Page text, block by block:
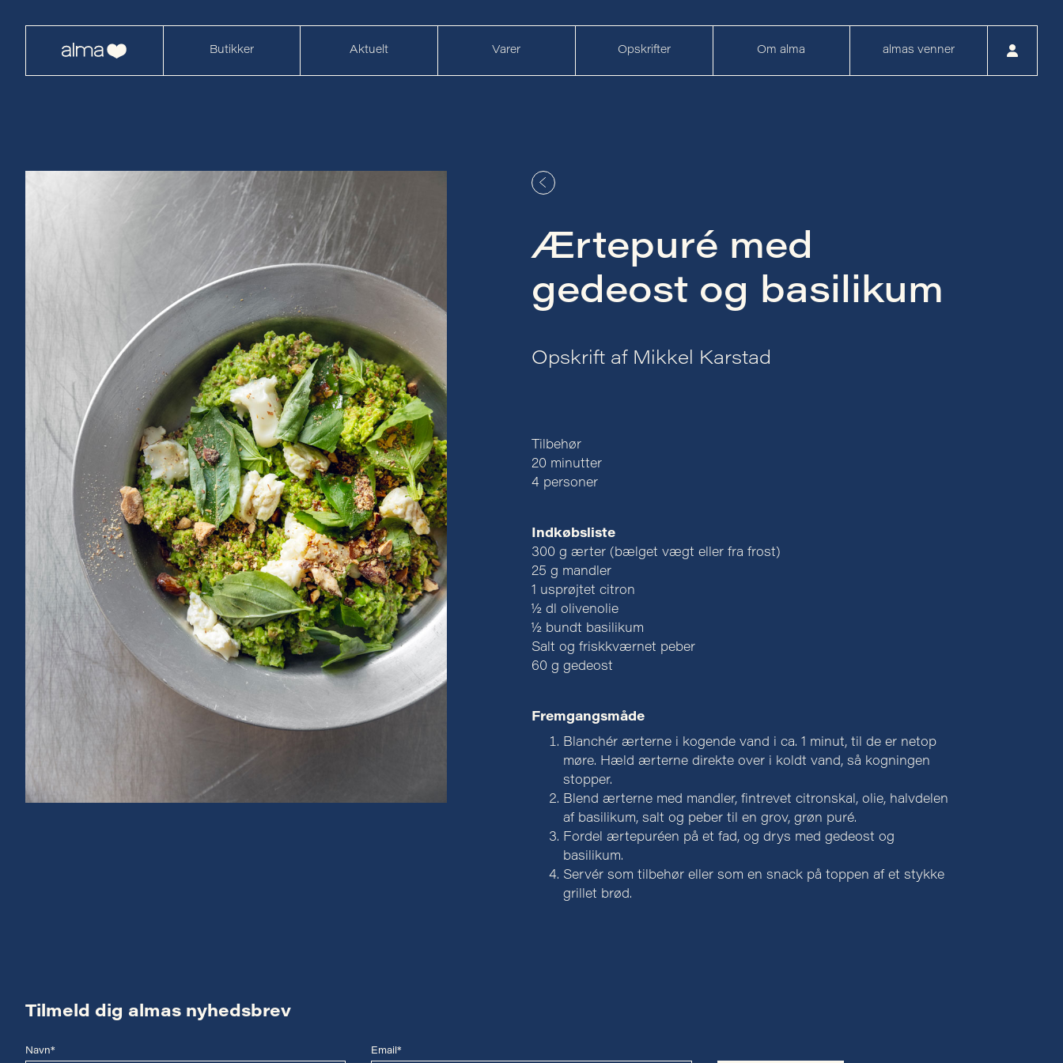
Butikker Aktuelt Varer Opskrifter Om alma almas venner
Ærtepuré med
gedeost og basilikum
Opskrift af Mikkel Karstad
Tilbehør
20 minutter
4 personer
Indkøbsliste
300 g ærter (bælget vægt eller fra frost)
25 g mandler
1 usprøjtet citron
½ dl olivenolie
½ bundt basilikum
Salt og friskkværnet peber
60 g gedeost
Fremgangsmåde
Blanchér ærterne i kogende vand i ca. 1 minut, til de er netop
møre. Hæld ærterne direkte over i koldt vand, så kogningen
stopper.
Blend ærterne med mandler, fintrevet citronskal, olie, halvdelen
af basilikum, salt og peber til en grov, grøn puré.
Fordel ærtepuréen på et fad, og drys med gedeost og
basilikum.
Servér som tilbehør eller som en snack på toppen af et stykke
grillet brød.
Tilmeld dig almas nyhedsbrev
Navn* Email*